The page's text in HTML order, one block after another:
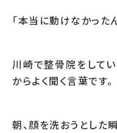
「本当に動けなかった
川崎で整骨院をしてい
からよく聞く言葉です。
朝、顔を洗おうとした